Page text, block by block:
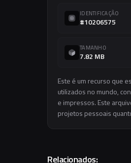
IDENTIFICAÇÃO
#10206575
TAMANHO
7.82 MB
Este é um recurso que
utilizados no mundo,
e impressos. Este
projetos pessoais
Relacionados: